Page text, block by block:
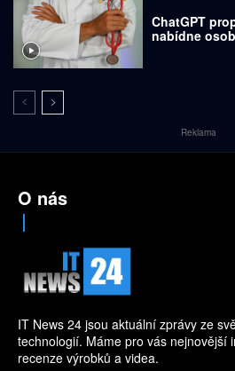
ChatGPT
nabídne
Reklama
O nás
IT News 24 jsou aktuální zprávy ze
technologií. Máme pro vás nejnovější
recenze výrobků a videa.